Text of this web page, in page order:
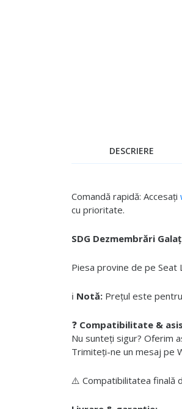
DESCRIERE
Comandă rapidă: Accesați
cu prioritate.
SDG Dezmembrări
Piesa provine de pe Seat
ℹ️ Notă: Prețul este
❓ Compatibilitate &
Nu sunteți sigur? Oferim
Trimiteți-ne un mesaj pe
⚠️ Compatibilitatea finală